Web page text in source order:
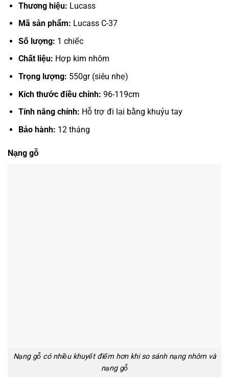
Thương hiệu: Lucass
Mã sản phẩm: Lucass C-37
Số lượng: 1 chiếc
Chất liệu: Hợp kim nhôm
Trọng lượng: 550gr (siêu nhẹ)
Kích thước điều chỉnh: 96-119cm
Tính năng chính: Hỗ trợ đi lại bằng khuỷu tay
Bảo hành: 12 tháng
Nạng gỗ
Nạng gỗ có nhiều khuyết điểm hơn khi so sánh nạng nhôm và
nạng gỗ